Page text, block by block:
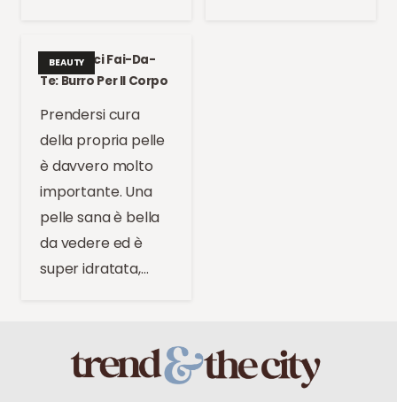
BEAUTY
Cosmetici Fai-Da-
Te: Burro Per Il Corpo
Prendersi cura
della propria pelle
è davvero molto
importante. Una
pelle sana è bella
da vedere ed è
super idratata,…